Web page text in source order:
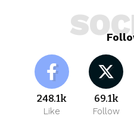
248.1k
Like
69.1k
Follow